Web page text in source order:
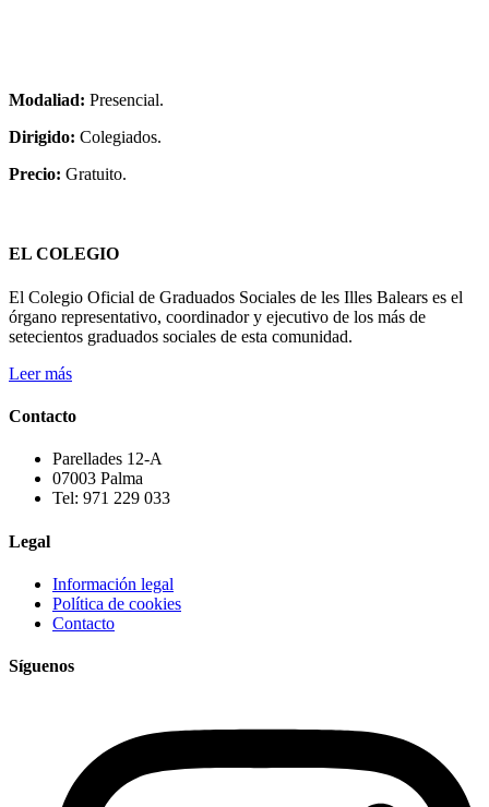
Modaliad: Presencial.
Dirigido: Colegiados.
Precio: Gratuito.
EL COLEGIO
El Colegio Oficial de Graduados Sociales de les Illes Balears es el
órgano representativo, coordinador y ejecutivo de los más de
setecientos graduados sociales de esta comunidad.
Leer más
Contacto
Parellades 12-A
07003 Palma
Tel: 971 229 033
Legal
Información legal
Política de cookies
Contacto
Síguenos